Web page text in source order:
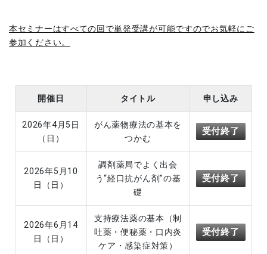
本セミナーはすべての回で単発受講が可能ですのでお気軽にご
参加ください。
開催日 タイトル 申し込み
2026年4月5日
（日）
がん薬物療法の基本を
つかむ
受付終了
2026年5月10
日（日）
調剤薬局でよく出会
う“経口抗がん剤”の基
礎
受付終了
2026年6月14
日（日）
支持療法薬の基本（制
吐薬・便秘薬・口内炎
ケア・感染症対策）
受付終了